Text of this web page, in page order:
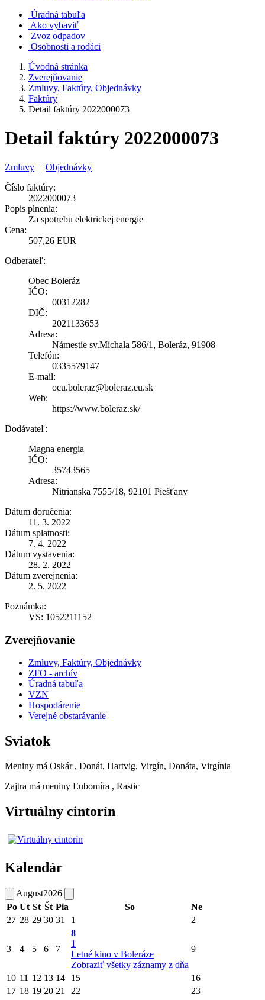
Úradná tabuľa
Ako vybaviť
Zvoz odpadov
Osobnosti a rodáci
Úvodná stránka
Zverejňovanie
Zmluvy, Faktúry, Objednávky
Faktúry
Detail faktúry 2022000073
Detail faktúry 2022000073
Zmluvy | Objednávky
Číslo faktúry:
2022000073
Popis plnenia:
Za spotrebu elektrickej energie
Cena:
507,26 EUR
Odberateľ:
Obec Boleráz
IČO:
00312282
DIČ:
2021133653
Adresa:
Námestie sv.Michala 586/1, Boleráz, 91908
Telefón:
0335579147
E-mail:
ocu.boleraz@boleraz.eu.sk
Web:
https://www.boleraz.sk/
Dodávateľ:
Magna energia
IČO:
35743565
Adresa:
Nitrianska 7555/18, 92101 Piešťany
Dátum doručenia:
11. 3. 2022
Dátum splatnosti:
7. 4. 2022
Dátum vystavenia:
28. 2. 2022
Dátum zverejnenia:
2. 5. 2022
Poznámka:
VS: 1052211152
Zverejňovanie
Zmluvy, Faktúry, Objednávky
ZFO - archív
Úradná tabuľa
VZN
Hospodárenie
Verejné obstarávanie
Sviatok
Meniny má Oskár , Donát, Hartvig, Virgín, Donáta, Virgínia
Zajtra má meniny Ľubomíra , Rastic
Virtuálny cintorín
Kalendár
August2026
Po Ut St Št Pia So
Ne
27 28 29 30 31 1 2
3 4 5 6 7
8
1
Letné kino v Boleráze
Zobraziť všetky záznamy z dňa
9
10 11 12 13 14 15
16
17 18 19 20 21 22
23